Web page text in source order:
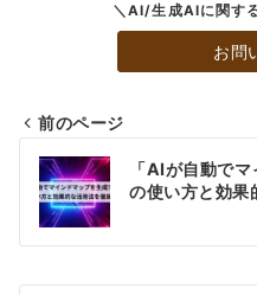
＼AI/生成AIに関す
お問
投
稿
ナ
ビ
前のページ
「AIが自動で
の使い方と効果